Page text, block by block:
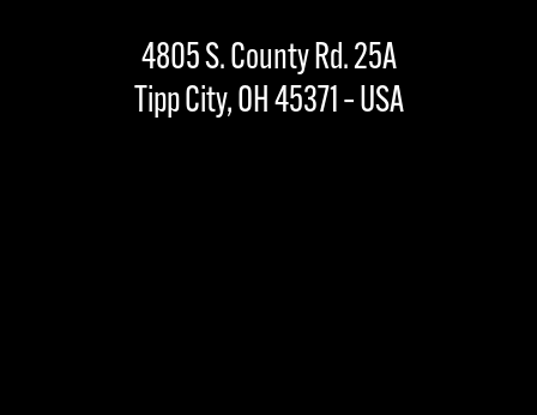
4805 S. County Rd. 25A
Tipp City, OH 45371 – USA